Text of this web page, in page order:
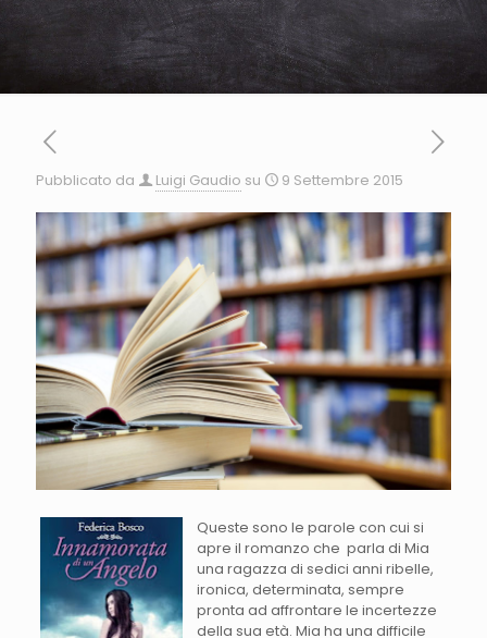
Pubblicato da Luigi Gaudio su 9 Settembre 2015
Queste sono le parole con cui si
apre il romanzo che parla di Mia
una ragazza di sedici anni ribelle,
ironica, determinata, sempre
pronta ad affrontare le incertezze
della sua età. Mia ha una difficile